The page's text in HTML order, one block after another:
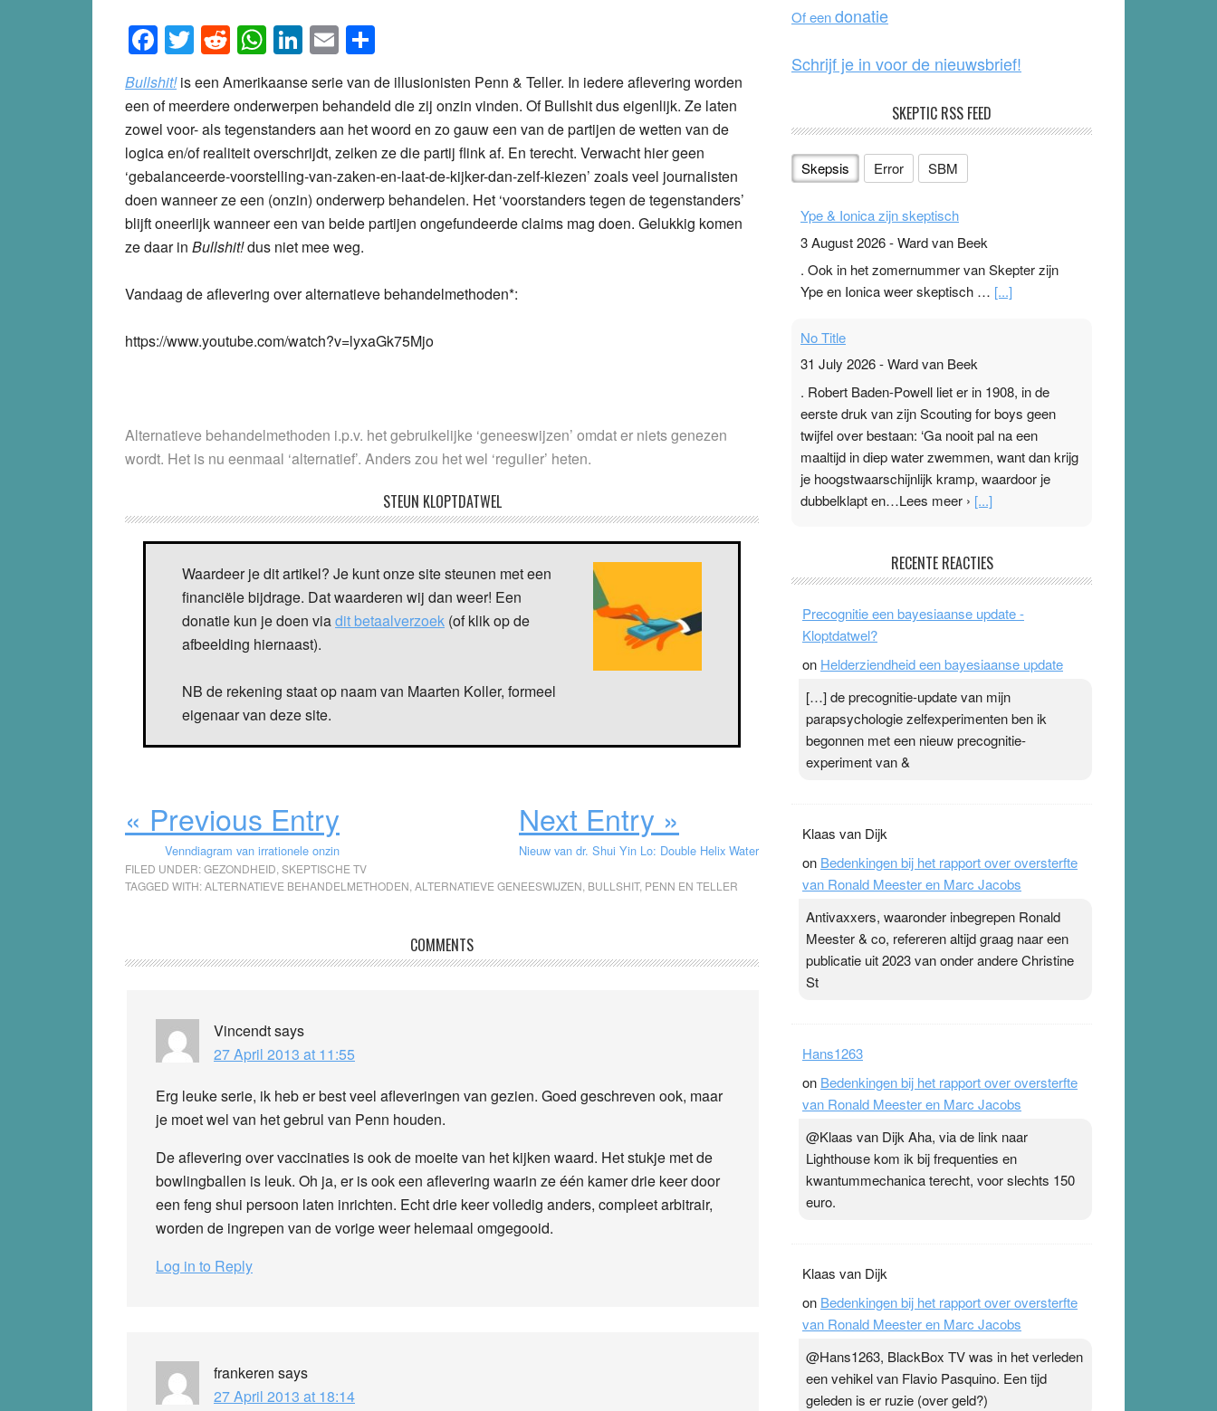
Facebook
Twitter
Reddit
WhatsApp
LinkedIn
Email
Bullshit! is een Amerikaanse serie van de illusionisten Penn & Teller. In iedere aflevering worden
een of meerdere onderwerpen behandeld die zij onzin vinden. Of Bullshit dus eigenlijk. Ze laten
zowel voor- als tegenstanders aan het woord en zo gauw een van de partijen de wetten van de
logica en/of realiteit overschrijdt, zeiken ze die partij flink af. En terecht. Verwacht hier geen
‘gebalanceerde-voorstelling-van-zaken-en-laat-de-kijker-dan-zelf-kiezen’ zoals veel journalisten
doen wanneer ze een (onzin) onderwerp behandelen. Het ‘voorstanders tegen de tegenstanders’
blijft oneerlijk wanneer een van beide partijen ongefundeerde claims mag doen. Gelukkig komen
ze daar in Bullshit!dus niet mee weg.
Vandaag de aflevering over alternatieve behandelmethoden*:
https://www.youtube.com/watch?v=lyxaGk75Mjo
Alternatieve behandelmethoden i.p.v. het gebruikelijke ‘geneeswijzen’ omdat er niets genezen
wordt. Het is nu eenmaal ‘alternatief’. Anders zou het wel ‘regulier’ heten.
STEUN KLOPTDATWEL
Waardeer je dit artikel? Je kunt onze site steunen met een
financiële bijdrage. Dat waarderen wij dan weer! Een
donatie kun je doen viadit betaalverzoek (of klik op de
afbeelding hiernaast).
NB de rekening staat op naam van Maarten Koller, formeel
eigenaar van deze site.
« Previous Entry
Venndiagram van irrationele onzin
Next Entry »
Nieuw van dr. Shui Yin Lo: Double Helix Water
FILED UNDER:GEZONDHEID SKEPTISCHE TV
TAGGED WITH:ALTERNATIEVE BEHANDELMETHODEN ALTERNATIEVE GENEESWIJZEN BULLSHIT, PENN EN TELLER
Interactions
COMMENTS
Vincendtsays
27 April 2013 at 11:55
Erg leuke serie, ik heb er best veel afleveringen van gezien. Goed geschreven ook, maar
je moet wel van het gebrul van Penn houden.
De aflevering over vaccinaties is ook de moeite van het kijken waard. Het stukje met de
bowlingballen is leuk. Oh ja, er is ook een aflevering waarin ze één kamer drie keer door
een feng shui persoon laten inrichten. Echt drie keer volledig anders, compleet arbitrair,
worden de ingrepen van de vorige weer helemaal omgegooid.
Log in to Reply
frankeren says
27 April 2013 at 18:14
k
Of eendonatie
Schrijf je in voor de nieuwsbrief!
SKEPTIC RSS FEED
Skepsis Error SBM
Ype & Ionica zijn skeptisch
3 August 2026-Ward van Beek
. Ook in het zomernummer van Skepter zijn
Ype en Ionica weer skeptisch … [...]
No Title
31 July 2026-Ward van Beek
. Robert Baden-Powell liet er in 1908, in de
eerste druk van zijn Scouting for boys geen
twijfel over bestaan: ‘Ga nooit pal na een
maaltijd in diep water zwemmen, want dan krijg
je hoogstwaarschijnlijk kramp, waardoor je
dubbelklapt en…Lees meer › [...]
Ward van Beek
topsporters. Ze hopen ermee hun hartslag te
verlagen terwijl ze meer zuurstof opnemen.
Daarop heeft zo’n pleister geen effect. Maar het
zijn. Door…Lees meer Pleisterplakkers in de
topspsort ›[...]
RECENTE REACTIES
Precognitie een bayesiaanse update -
Kloptdatwel?
on Helderziendheid een bayesiaanse update
[…] de precognitie-update van mijn
parapsychologie zelfexperimenten ben ik
begonnen met een nieuw precognitie-
experiment van &
Klaas van Dijk
on Bedenkingen bij het rapport over oversterfte
van Ronald Meester en Marc Jacobs
Antivaxxers, waaronder inbegrepen Ronald
Meester & co, refereren altijd graag naar een
publicatie uit 2023 van onder andere Christine
St
Hans1263
on Bedenkingen bij het rapport over oversterfte
van Ronald Meester en Marc Jacobs
@Klaas van Dijk Aha, via de link naar
Lighthouse kom ik bij frequenties en
kwantummechanica terecht, voor slechts 150
euro.
Klaas van Dijk
on Bedenkingen bij het rapport over oversterfte
van Ronald Meester en Marc Jacobs
@Hans1263, BlackBox TV was in het verleden
een vehikel van Flavio Pasquino. Een tijd
geleden is er ruzie (over geld?)